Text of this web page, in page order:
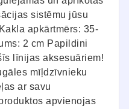
sistēmu jūsu
apkārtmērs: 35-
2 cm Papildini
līnijas aksesuāriem!
mīļdzīvnieku
ar savu
apvienojas